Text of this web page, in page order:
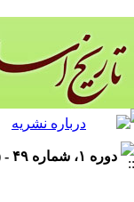
دوره ۱، شماره ۴۹ - ( بهار ۱۴۰۲ )